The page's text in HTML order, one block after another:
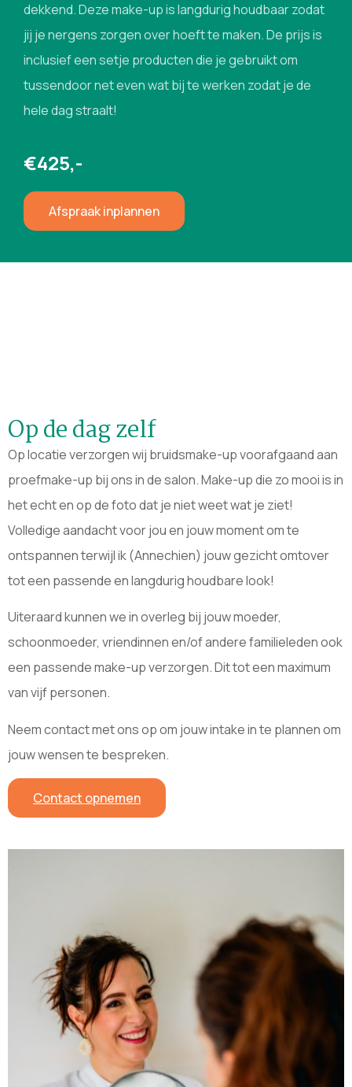
dekkend. Deze make-up is langdurig houdbaar zodat
jij je nergens zorgen over hoeft te maken. De prijs is
inclusief een setje producten die je gebruikt om
tussendoor net even wat bij te werken zodat je de
hele dag straalt!
€425,-
Afspraak inplannen
Op de dag zelf
Op locatie verzorgen wij bruidsmake-up voorafgaand aan
proefmake-up bij ons in de salon. Make-up die zo mooi is in
het echt en op de foto dat je niet weet wat je ziet!
Volledige aandacht voor jou en jouw moment om te
ontspannen terwijl ik (Annechien) jouw gezicht omtover
tot een passende en langdurig houdbare look!
Uiteraard kunnen we in overleg bij jouw moeder,
schoonmoeder, vriendinnen en/of andere familieleden ook
een passende make-up verzorgen. Dit tot een maximum
van vijf personen.
Neem contact met ons op om jouw intake in te plannen om
jouw wensen te bespreken.
Contact opnemen